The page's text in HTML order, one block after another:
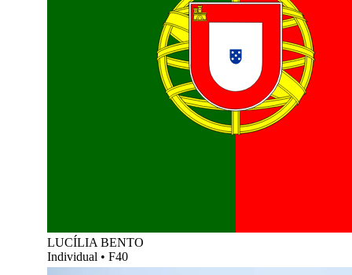
LUCÍLIA BENTO
Individual • F40